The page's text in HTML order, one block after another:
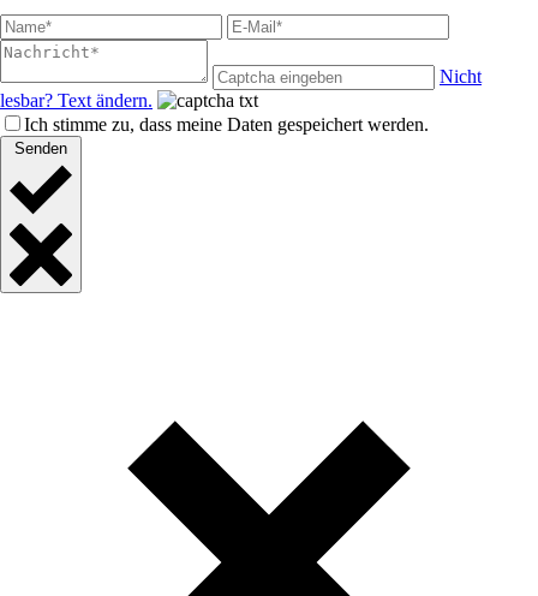
Nicht
lesbar? Text ändern.
Ich stimme zu, dass meine Daten gespeichert werden.
Senden